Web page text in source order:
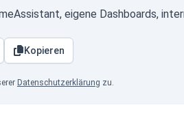
eigene Dashboards,
Kopieren
Datenschutzerklärung zu.